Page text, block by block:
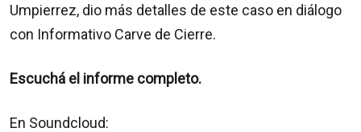
Umpierrez, dio más detalles de este caso en diálogo
con Informativo Carve de Cierre.
Escuchá el informe completo.
En Soundcloud: